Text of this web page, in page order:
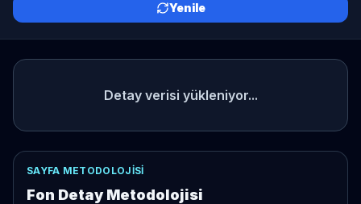
Yenile
Detay verisi yükleniyor...
SAYFA METODOLOJISI
Fon Detay Metodolojisi